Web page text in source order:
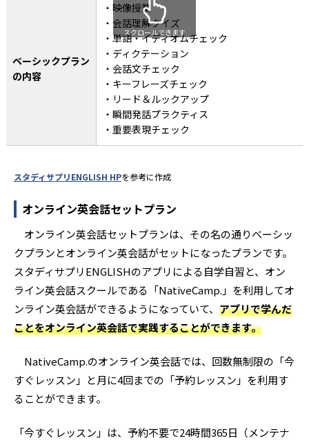
ベーシックプラン
の内容
・映像授業
・会話理解クイズ
・単語・イディオムチェック
・ディクテーション
・会話文チェック
・キーフレーズチェック
・リード＆ルックアップ
・瞬間発話プラクティス
・重要表現チェック
スクロールできます
スタディサプリENGLISH HPを参考に作成
オンライン英会話セットプラン
オンライン英会話セットプランは、その名の通りベーシッ
クプランとオンライン英会話がセットになったプランです。
スタディサプリENGLISHのアプリによる自学自習と、オン
ライン英会話スクールである「NativeCamp.」を利用してオ
ンライン英会話ができるようになっていて、 アプリで学んだ
ことをオンライン英会話で実践することができます。
NativeCamp.のオンライン英会話では、回数無制限の「今
すぐレッスン」と月に4回までの「予約レッスン」を利用す
ることができます。
「今すぐレッスン」は、予約不要で24時間365日（メンテナ